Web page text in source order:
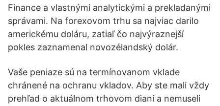
Finance a vlastnými analytickými a prekladanými
správami. Na forexovom trhu sa najviac darilo
americkému doláru, zatiaľ čo najvýraznejší
pokles zaznamenal novozélandský dolár.
Vaše peniaze sú na termínovanom vklade
chránené na ochranu vkladov. Aby ste mali vždy
prehľad o aktuálnom trhovom dianí a nemuseli